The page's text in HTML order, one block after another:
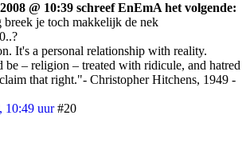
@ 10:39 schreef EnEmA het volgende:
je toch makkelijk de nek
It's a personal relationship with reality.
– religion – treated with ridicule, and hatred
that right."- Christopher Hitchens, 1949 -
10:49 uur #20